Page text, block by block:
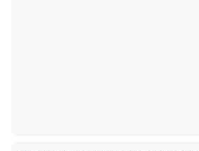
ウチもEchoを実家に置いて４年。で
ちぼちRingも置こうかと画策中。あ
位置情報を共有してる。電池残量や充
─たまにLINEするくらいだった遠方の父67
コミュニケーションが劇的に変化した｜